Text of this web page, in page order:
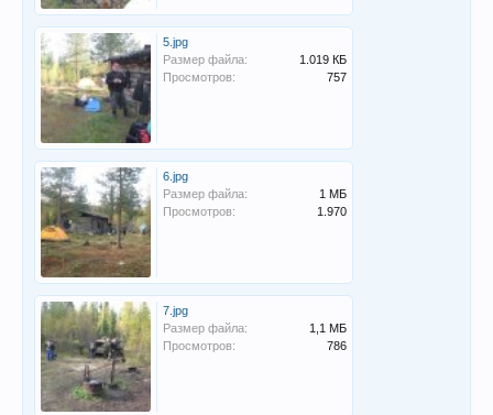
5.jpg
Размер файла:
1.019 КБ
Просмотров:
757
6.jpg
Размер файла:
1 МБ
Просмотров:
1.970
7.jpg
Размер файла:
1,1 МБ
Просмотров:
786